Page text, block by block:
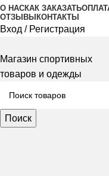
О НАСКАК ЗАКАЗАТЬ
ОТЗЫВЫ КОНТАКТЫ
Вход / Регистрация
Магазин спортивных
товаров и одежды
Поиск